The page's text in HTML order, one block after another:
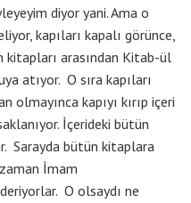
diyor yani. Ama o
kapıları kapalı görünce,
kitapları arasından Kitab-ül
atıyor. O sıra kapıları
olmayınca kapıyı kırıp içeri
İçerideki bütün
Sarayda bütün kitaplara
İmam
O olsaydı ne